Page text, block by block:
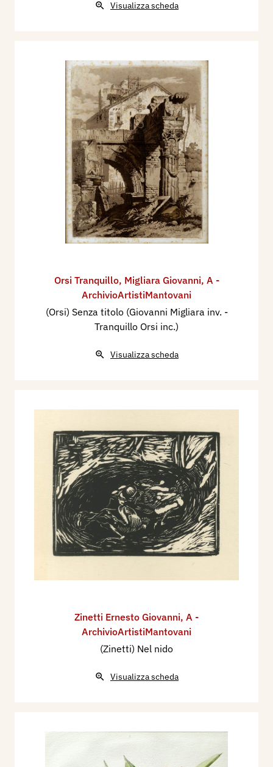
Visualizza scheda
Orsi Tranquillo, Migliara Giovanni, A -
ArchivioArtistiMantovani
(Orsi) Senza titolo (Giovanni Migliara inv. -
Tranquillo Orsi inc.)
Visualizza scheda
Zinetti Ernesto Giovanni, A -
ArchivioArtistiMantovani
(Zinetti) Nel nido
Visualizza scheda